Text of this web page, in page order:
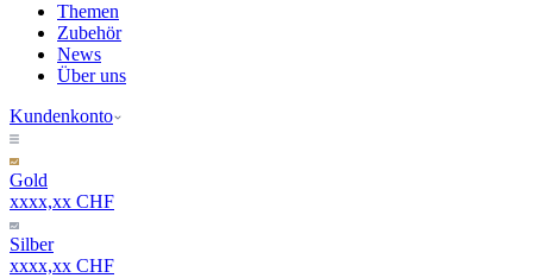
Themen
Zubehör
News
Über uns
Kundenkonto
Gold
xxxx,xx CHF
Silber
xxxx,xx CHF